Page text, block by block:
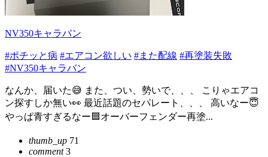
NV350キャラバン
#ポチッと病 #エアコン欲しい #また配線 #再塗装失敗
#NV350キャラバン
なんか、届いた😅 また、つい、勢いで、、、 こりゃエアコ
ン探すしか無い👀 最近話題のセパレート、、、 高いなー😇
やっぱ青すぎるなー🟦オーバーフェンダー再塗...
thumb_up 71
comment3